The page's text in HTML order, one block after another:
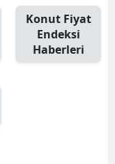
Konut Fiyat
Endeksi
Haberleri